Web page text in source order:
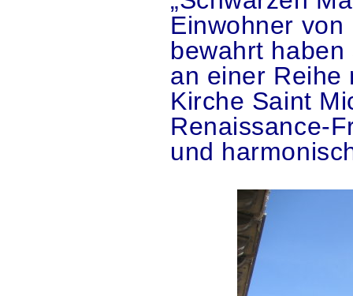
Einwohner
bewahrt
an einer Reihe
Kirche Saint
Renaissance-
und